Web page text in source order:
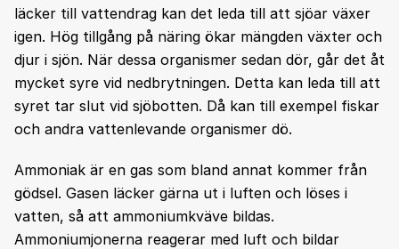
läcker till vattendrag kan det leda till att sjöar växer
igen. Hög tillgång på näring ökar mängden växter och
djur i sjön. När dessa organismer sedan dör, går det åt
mycket syre vid nedbrytningen. Detta kan leda till att
syret tar slut vid sjöbotten. Då kan till exempel fiskar
och andra vattenlevande organismer dö.
Ammoniak är en gas som bland annat kommer från
gödsel. Gasen läcker gärna ut i luften och löses i
vatten, så att ammoniumkväve bildas.
Ammoniumjonerna reagerar med luft och bildar